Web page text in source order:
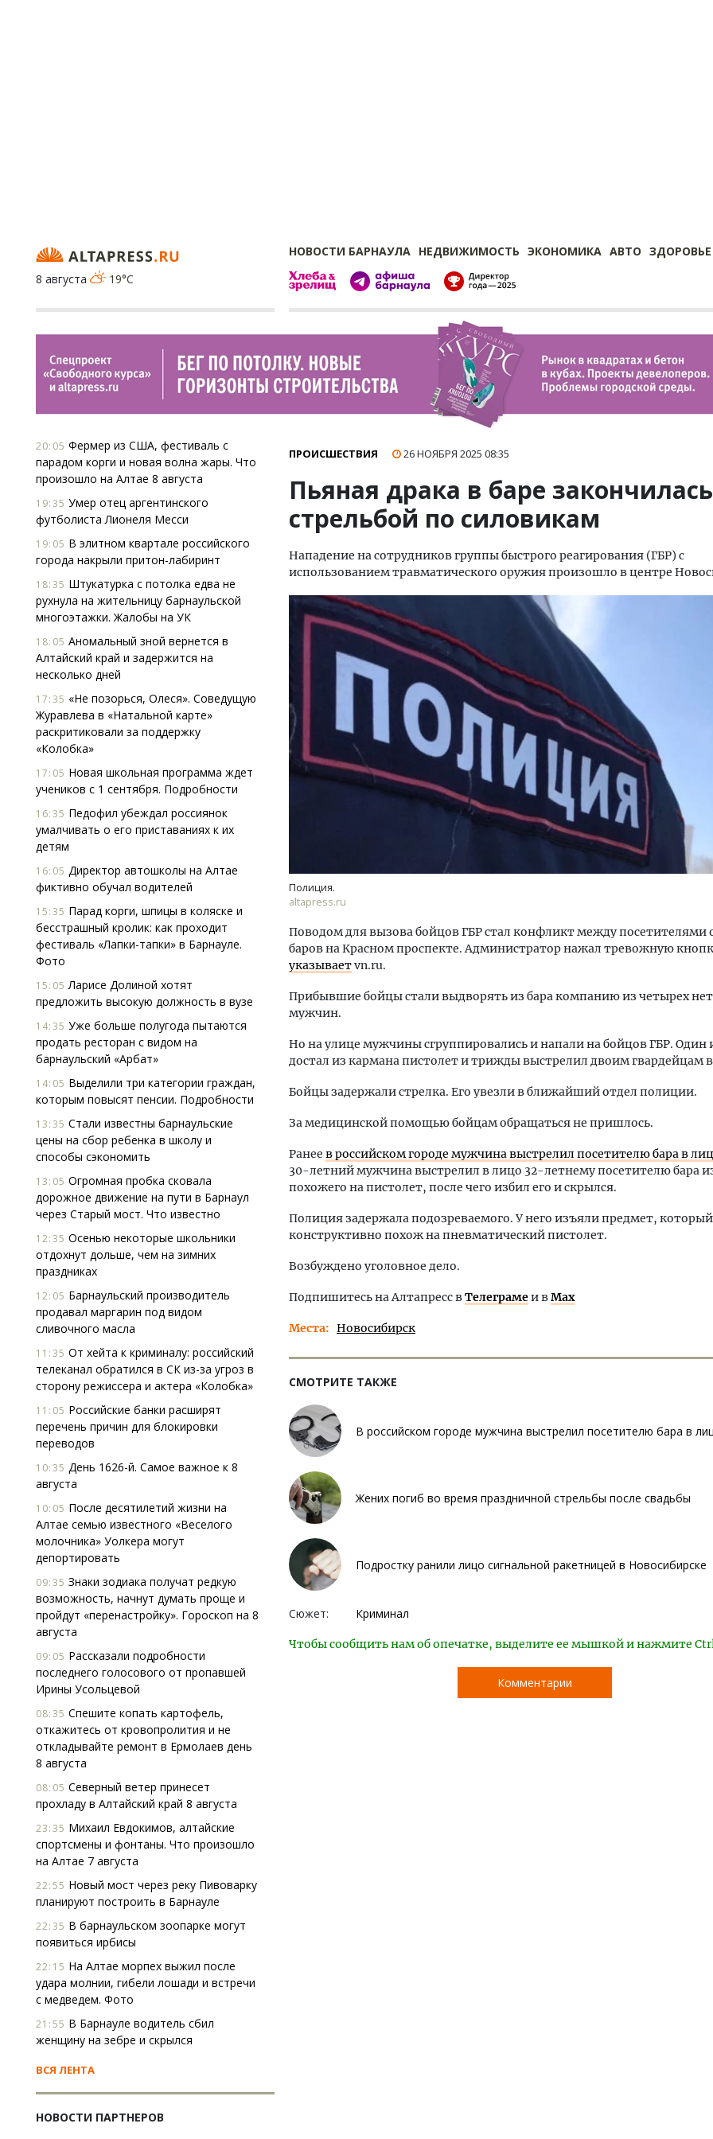
НОВОСТИ БАРНАУЛА НЕДВИЖИМОСТЬ ЭКОНОМИКА АВТО ЗДОРОВЬЕ
8 августа
19°C
20:05 Фермер из США, фестиваль с
парадом корги и новая волна жары. Что
произошло на Алтае 8 августа
19:35 Умер отец аргентинского
футболиста Лионеля Месси
19:05 В элитном квартале российского
города накрыли притон-лабиринт
18:35 Штукатурка с потолка едва не
рухнула на жительницу барнаульской
многоэтажки. Жалобы на УК
18:05 Аномальный зной вернется в
Алтайский край и задержится на
несколько дней
17:35 «Не позорься, Олеся». Соведущую
Журавлева в «Натальной карте»
раскритиковали за поддержку
«Колобка»
17:05 Новая школьная программа ждет
учеников с 1 сентября. Подробности
16:35 Педофил убеждал россиянок
умалчивать о его приставаниях к их
детям
16:05 Директор автошколы на Алтае
фиктивно обучал водителей
15:35 Парад корги, шпицы в коляске и
бесстрашный кролик: как проходит
фестиваль «Лапки-тапки» в Барнауле.
Фото
15:05 Ларисе Долиной хотят
предложить высокую должность в вузе
14:35 Уже больше полугода пытаются
продать ресторан с видом на
барнаульский «Арбат»
14:05 Выделили три категории граждан,
которым повысят пенсии. Подробности
13:35 Стали известны барнаульские
цены на сбор ребенка в школу и
способы сэкономить
13:05 Огромная пробка сковала
дорожное движение на пути в Барнаул
через Старый мост. Что известно
12:35 Осенью некоторые школьники
отдохнут дольше, чем на зимних
праздниках
12:05 Барнаульский производитель
продавал маргарин под видом
сливочного масла
11:35 От хейта к криминалу: российский
телеканал обратился в СК из-за угроз в
сторону режиссера и актера «Колобка»
11:05 Российские банки расширят
перечень причин для блокировки
переводов
10:35 День 1626-й. Самое важное к 8
августа
10:05 После десятилетий жизни на
Алтае семью известного «Веселого
молочника» Уолкера могут
депортировать
09:35 Знаки зодиака получат редкую
возможность, начнут думать проще и
пройдут «перенастройку». Гороскоп на 8
августа
09:05 Рассказали подробности
последнего голосового от пропавшей
Ирины Усольцевой
08:35 Спешите копать картофель,
откажитесь от кровопролития и не
откладывайте ремонт в Ермолаев день
8 августа
08:05 Северный ветер принесет
прохладу в Алтайский край 8 августа
23:35 Михаил Евдокимов, алтайские
спортсмены и фонтаны. Что произошло
на Алтае 7 августа
22:55 Новый мост через реку Пивоварку
планируют построить в Барнауле
22:35 В барнаульском зоопарке могут
появиться ирбисы
22:15 На Алтае морпех выжил после
удара молнии, гибели лошади и встречи
с медведем. Фото
21:55 В Барнауле водитель сбил
женщину на зебре и скрылся
ВСЯ ЛЕНТА
НОВОСТИ ПАРТНЕРОВ
ПРОИСШЕСТВИЯ 26 НОЯБРЯ 2025 08:35
Пьяная драка в баре закончилась
стрельбой по силовикам
Нападение на сотрудников группы быстрого реагирования (ГБР) с
использованием травматического оружия произошло в центре
Полиция.
altapress.ru
Поводом для вызова бойцов ГБР стал конфликт между посетителями
баров на Красном проспекте. Администратор нажал тревожную
указываетvn.ru.
Прибывшие бойцы стали выдворять из бара компанию из четырех
мужчин.
Но на улице мужчины сгруппировались и напали на бойцов ГБР. Один
достал из кармана пистолет и трижды выстрелил двоим гвардейцам
Бойцы задержали стрелка. Его увезли в ближайший отдел полиции.
За медицинской помощью бойцам обращаться не пришлось.
Ранее в российском городе мужчина выстрелил посетителю бара в
30-летний мужчина выстрелил в лицо 32-летнему посетителю бара
похожего на пистолет, после чего избил его и скрылся.
Полиция задержала подозреваемого. У него изъяли предмет, который
конструктивно похож на пневматический пистолет.
Возбуждено уголовное дело.
Подпишитесь на Алтапресс вТелеграмеи вMax
Места Новосибирск
СМОТРИТЕ ТАКЖЕ
В российском городе мужчина выстрелил посетителю бара в
Жених погиб во время праздничной стрельбы после свадьбы
Подростку ранили лицо сигнальной ракетницей в Новосибирске
Сюжет: Криминал
Чтобы сообщить нам об опечатке, выделите ее мышкой и нажмите
Комментарии
Смелость архитектурных идей.
Генеральный директор компании
трендах в фасадах и развитии рынка
Архитектурный код
земли. Мощение